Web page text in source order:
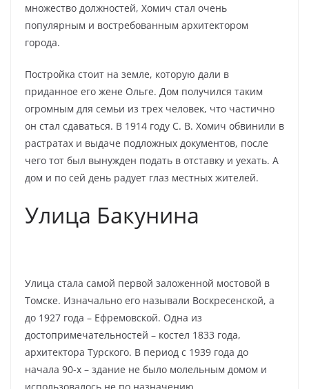
множество должностей, Хомич стал очень
популярным и востребованным архитектором
города.
Постройка стоит на земле, которую дали в
приданное его жене Ольге. Дом получился таким
огромным для семьи из трех человек, что частично
он стал сдаваться. В 1914 году С. В. Хомич обвинили в
растратах и выдаче подложных документов, после
чего тот был вынужден подать в отставку и уехать. А
дом и по сей день радует глаз местных жителей.
Улица Бакунина
Улица стала самой первой заложенной мостовой в
Томске. Изначально его называли Воскресенской, а
до 1927 года – Ефремовской. Одна из
достопримечательностей – костел 1833 года,
архитектора Турского. В период с 1939 года до
начала 90-х – здание не было молельным домом и
использовалось не по назначению.